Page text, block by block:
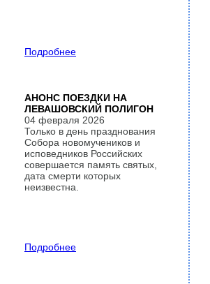
Подробнее
АНОНС ПОЕЗДКИ НА
ЛЕВАШОВСКИЙ ПОЛИГОН
04 февраля 2026
Только в день празднования
Собора новомучеников и
исповедников Российских
совершается память святых,
дата смерти которых
неизвестна.
Подробнее